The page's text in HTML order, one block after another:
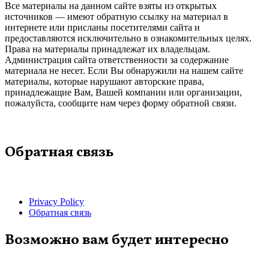
Все материалы на данном сайте взяты из открытых
источников — имеют обратную ссылку на материал в
интернете или присланы посетителями сайта и
предоставляются исключительно в ознакомительных целях.
Права на материалы принадлежат их владельцам.
Администрация сайта ответственности за содержание
материала не несет. Если Вы обнаружили на нашем сайте
материалы, которые нарушают авторские права,
принадлежащие Вам, Вашей компании или организации,
пожалуйста, сообщите нам через форму обратной связи.
Обратная связь
Privacy Policy
Обратная связь
Возможно вам будет интересно